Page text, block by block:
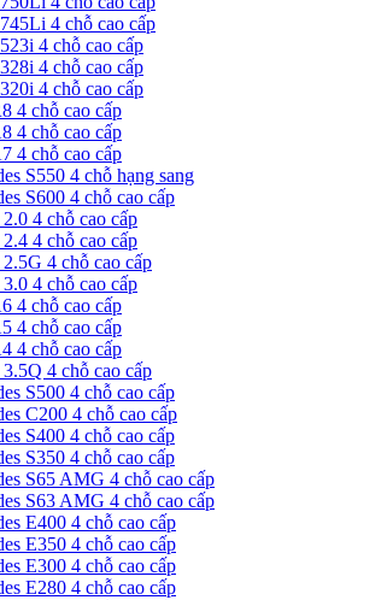
4 chỗ cao cấp
4 chỗ cao cấp
4 chỗ cao cấp
4 chỗ cao cấp
4 chỗ cao cấp
4 chỗ cao cấp
4 chỗ cao cấp
S550 4 chỗ hạng sang
S600 4 chỗ cao cấp
4 chỗ cao cấp
4 chỗ cao cấp
4 chỗ cao cấp
4 chỗ cao cấp
4 chỗ cao cấp
4 chỗ cao cấp
4 chỗ cao cấp
4 chỗ cao cấp
S500 4 chỗ cao cấp
C200 4 chỗ cao cấp
S400 4 chỗ cao cấp
S350 4 chỗ cao cấp
S65 AMG 4 chỗ cao cấp
S63 AMG 4 chỗ cao cấp
E400 4 chỗ cao cấp
E350 4 chỗ cao cấp
E300 4 chỗ cao cấp
E280 4 chỗ cao cấp